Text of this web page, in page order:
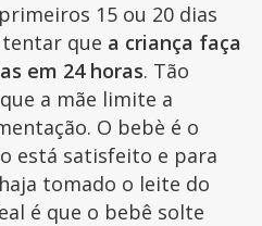
15 ou 20 dias
que a criança faça
em 24 horas. Tão
a mãe limite a
O bebè é o
está satisfeito e para
tomado o leite do
é que o bebê solte